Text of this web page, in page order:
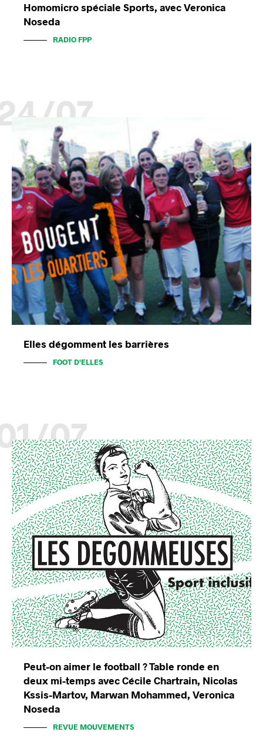
Homomicro spéciale Sports, avec Veronica
Noseda
RADIO FPP
07
Elles dégomment les barrières
FOOT D'ELLES
07
Peut-on aimer le football ? Table ronde en
deux mi-temps avec Cécile Chartrain, Nicolas
Kssis-Martov, Marwan Mohammed, Veronica
Noseda
REVUE MOUVEMENTS